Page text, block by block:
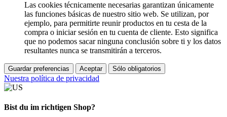
Las cookies técnicamente necesarias garantizan únicamente
las funciones básicas de nuestro sitio web. Se utilizan, por
ejemplo, para permitirte reunir productos en tu cesta de la
compra o iniciar sesión en tu cuenta de cliente. Esto significa
que no podemos sacar ninguna conclusión sobre ti y los datos
resultantes nunca se transmitirán a terceros.
Guardar preferencias Aceptar Sólo obligatorios
Nuestra política de privacidad
Bist du im richtigen Shop?